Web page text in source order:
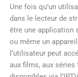
Une fois qu’un
dans le lecteur de
être une application
ou même un
l’utilisateur peut
aux films, aux séries